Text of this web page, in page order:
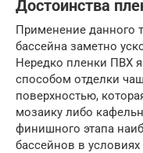
Достоинства
Применение данного
бассейна заметно
Нередко пленки ПВХ
способом отделки
поверхностью,
мозаику либо
финишного этапа
бассейнов в